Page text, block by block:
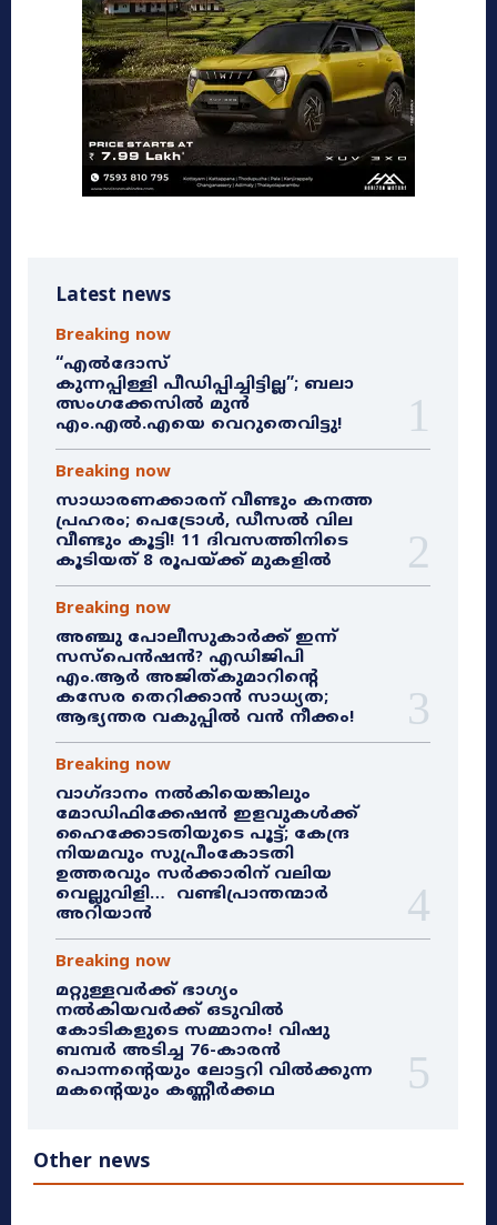
Latest news
Breaking now
“എൽദോസ്
കുന്നപ്പിള്ളി പീഡിപ്പിച്ചിട്ടില്ല”; ബലാ
ത്സംഗക്കേസിൽ മുൻ
എം.എൽ.എയെ വെറുതെവിട്ടു!
Breaking now
സാധാരണക്കാരന് വീണ്ടും കനത്ത
പ്രഹരം; പെട്രോൾ, ഡീസൽ വില
വീണ്ടും കൂട്ടി! 11 ദിവസത്തിനിടെ
കൂടിയത് 8 രൂപയ്ക്ക് മുകളിൽ
Breaking now
അഞ്ചു പോലീസുകാർക്ക് ഇന്ന്
സസ്‌പെൻഷൻ? എഡിജിപി
എം.ആർ അജിത്കുമാറിൻ്റെ
കസേര തെറിക്കാൻ സാധ്യത;
ആഭ്യന്തര വകുപ്പിൽ വൻ നീക്കം!
Breaking now
വാഗ്ദാനം നൽകിയെങ്കിലും
മോഡിഫിക്കേഷൻ ഇളവുകൾക്ക്
ഹൈക്കോടതിയുടെ പൂട്ട്; കേന്ദ്ര
നിയമവും സുപ്രീംകോടതി
ഉത്തരവും സർക്കാരിന് വലിയ
വെല്ലുവിളി… വണ്ടിപ്രാന്തന്മാർ
അറിയാൻ
Breaking now
മറ്റുള്ളവർക്ക് ഭാഗ്യം
നൽകിയവർക്ക് ഒടുവിൽ
കോടികളുടെ സമ്മാനം! വിഷു
ബമ്പർ അടിച്ച 76-കാരൻ
പൊന്നന്റെയും ലോട്ടറി വിൽക്കുന്ന
മകന്റെയും കണ്ണീർക്കഥ
Other news